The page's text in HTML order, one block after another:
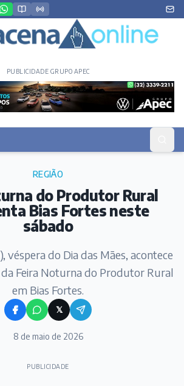
PUBLICIDADE GRUPO APEC
REGIÃO
do Produtor Rural
Bias Fortes neste
sábado
véspera do Dia das Mães, acontece
da Feira Noturna do Produtor Rural
em Bias Fortes.
𝕏
8 de maio de 2026
PUBLICIDADE